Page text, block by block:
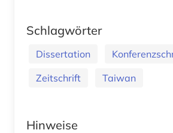
Schlagwörter
Dissertation
Zeitschrift
Taiwan
Hinweise